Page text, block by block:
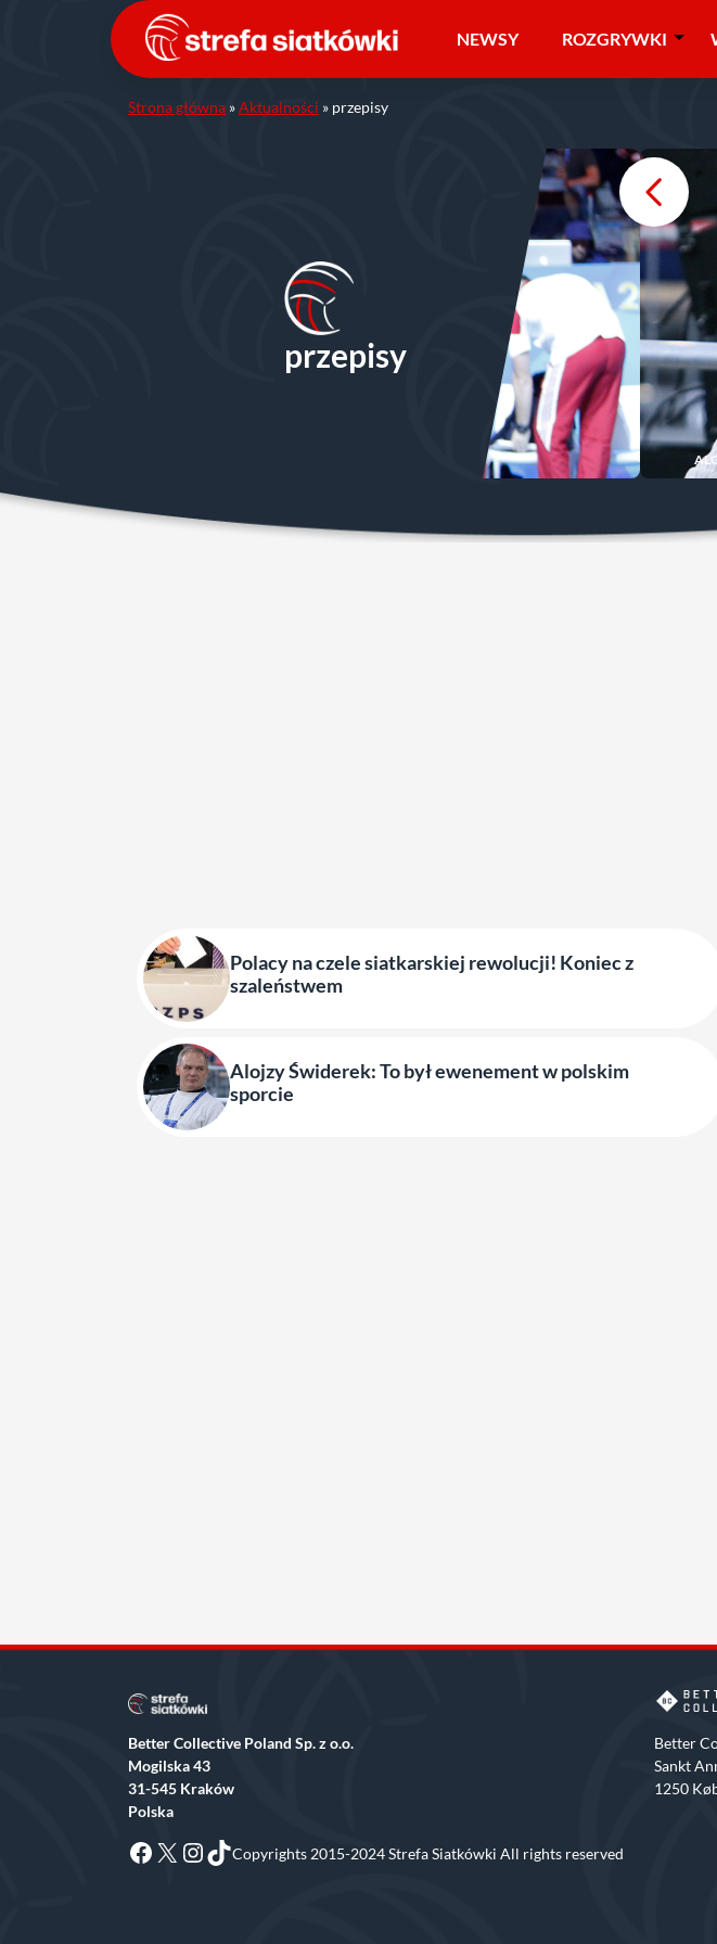
NEWSY ROZGRYWKI
Strona główna »Aktualności » przepisy
przepisy
Polacy na czele siatkarskiej rewolucji! Koniec z
szaleństwem
Alojzy Świderek: To był ewenement w polskim
sporcie
Better Collective Poland Sp. z o.o.
Mogilska 43
31-545 Kraków
Polska
Better
Sankt
1250
Facebook
X Instagram
TikTok
Copyrights 2015-2024 Strefa Siatkówki All rights reserved